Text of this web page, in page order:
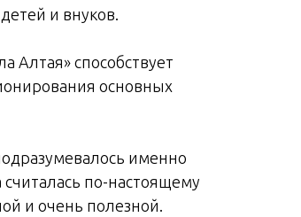
и внуков.
Алтая» способствует
основных
именно
по-настоящему
и очень полезной.